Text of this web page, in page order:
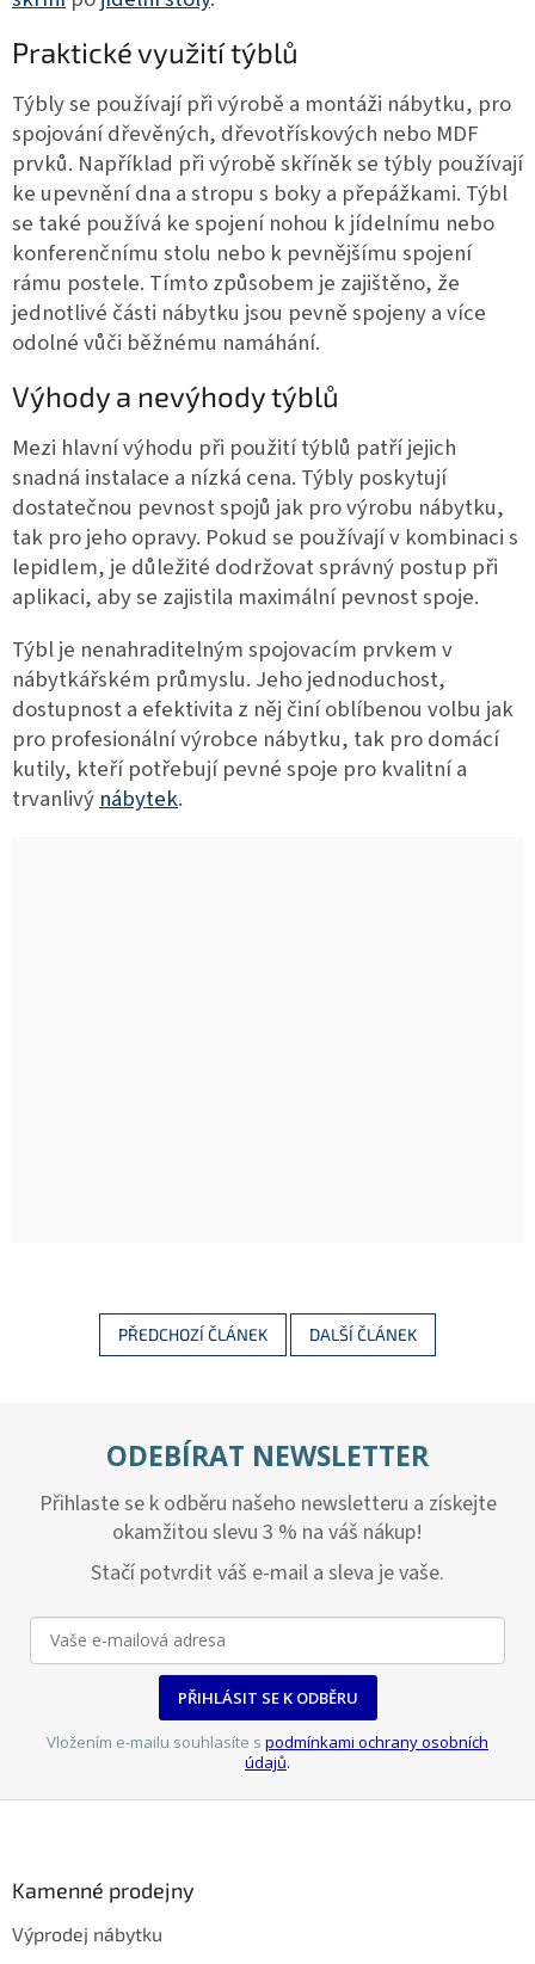
Praktické využití týblů
Týbly se používají při výrobě a montáži nábytku, pro
spojování dřevěných, dřevotřískových nebo MDF
prvků. Například při výrobě skříněk se týbly používají
ke upevnění dna a stropu s boky a přepážkami. Týbl
se také používá ke spojení nohou k jídelnímu nebo
konferenčnímu stolu nebo k pevnějšímu spojení
rámu postele. Tímto způsobem je zajištěno, že
jednotlivé části nábytku jsou pevně spojeny a více
odolné vůči běžnému namáhání.
Výhody a nevýhody týblů
Mezi hlavní výhodu při použití týblů patří jejich
snadná instalace a nízká cena. Týbly poskytují
dostatečnou pevnost spojů jak pro výrobu nábytku,
tak pro jeho opravy. Pokud se používají v kombinaci s
lepidlem, je důležité dodržovat správný postup při
aplikaci, aby se zajistila maximální pevnost spoje.
Týbl je nenahraditelným spojovacím prvkem v
nábytkářském průmyslu. Jeho jednoduchost,
dostupnost a efektivita z něj činí oblíbenou volbu jak
pro profesionální výrobce nábytku, tak pro domácí
kutily, kteří potřebují pevné spoje pro kvalitní a
trvanlivý nábytek.
PŘEDCHOZÍ ČLÁNEK DALŠÍ ČLÁNEK
ODEBÍRAT NEWSLETTER
Přihlaste se k odběru našeho newsletteru a získejte
okamžitou slevu 3 % na váš nákup!
Stačí potvrdit váš e-mail a sleva je vaše.
PŘIHLÁSIT SE K ODBĚRU
Vložením e-mailu souhlasíte s podmínkami ochrany osobních
údajů.
Kamenné prodejny
Výprodej nábytku